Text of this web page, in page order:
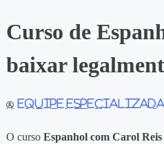
Curso de
baixar
Equipe
O cursoEspanhol com Carol Reis